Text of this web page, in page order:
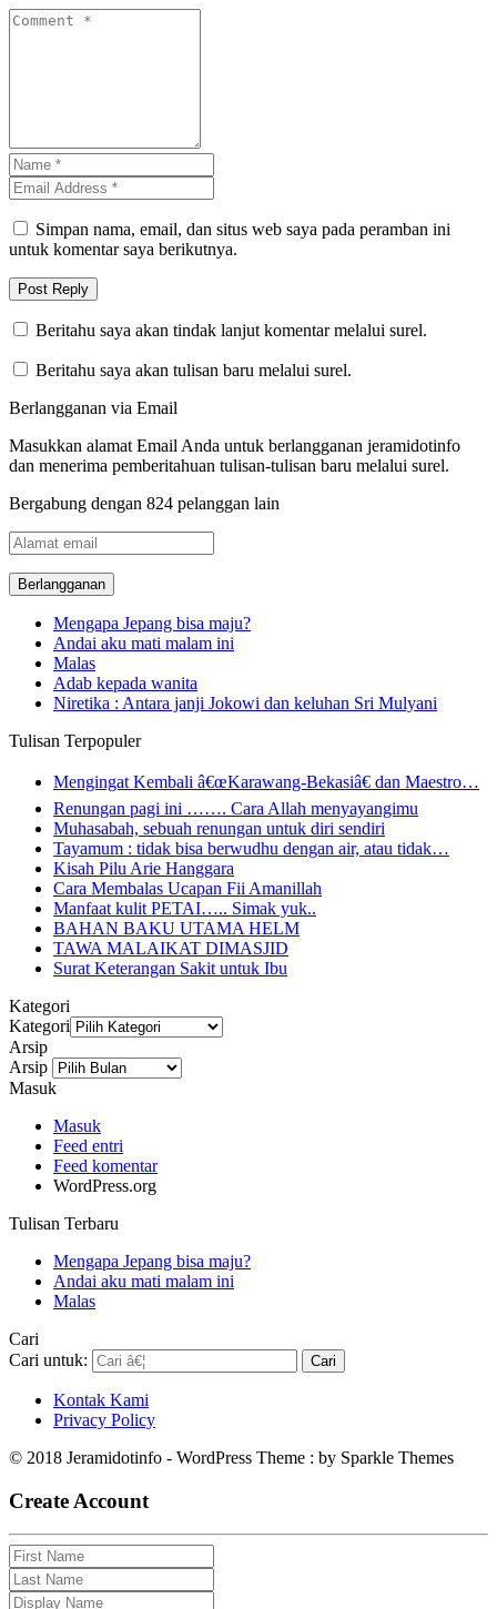
Simpan nama, email, dan situs web saya pada peramban ini
untuk komentar saya berikutnya.
Beritahu saya akan tindak lanjut komentar melalui surel.
Beritahu saya akan tulisan baru melalui surel.
Berlangganan via Email
Masukkan alamat Email Anda untuk berlangganan jeramidotinfo
dan menerima pemberitahuan tulisan-tulisan baru melalui surel.
Bergabung dengan 824 pelanggan lain
Alamat
email
Mengapa Jepang bisa maju?
Andai aku mati malam ini
Malas
Adab kepada wanita
Niretika : Antara janji Jokowi dan keluhan Sri Mulyani
Tulisan Terpopuler
Mengingat Kembali â€œKarawang-Bekasiâ€ dan Maestro…
Renungan pagi ini ……. Cara Allah menyayangimu
Muhasabah, sebuah renungan untuk diri sendiri
Tayamum : tidak bisa berwudhu dengan air, atau tidak…
Kisah Pilu Arie Hanggara
Cara Membalas Ucapan Fii Amanillah
Manfaat kulit PETAI….. Simak yuk..
BAHAN BAKU UTAMA HELM
TAWA MALAIKAT DIMASJID
Surat Keterangan Sakit untuk Ibu
Kategori
Kategori
Arsip
Arsip
Masuk
Masuk
Feed entri
Feed komentar
WordPress.org
Tulisan Terbaru
Mengapa Jepang bisa maju?
Andai aku mati malam ini
Malas
Cari
Cari untuk:
Kontak Kami
Privacy Policy
© 2018 Jeramidotinfo - WordPress Theme : by Sparkle Themes
Create Account